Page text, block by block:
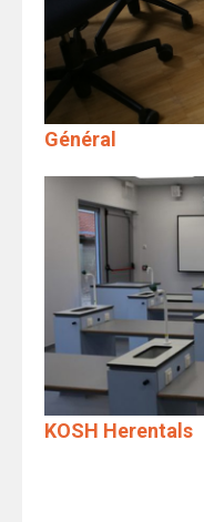
Général
KOSH Herentals